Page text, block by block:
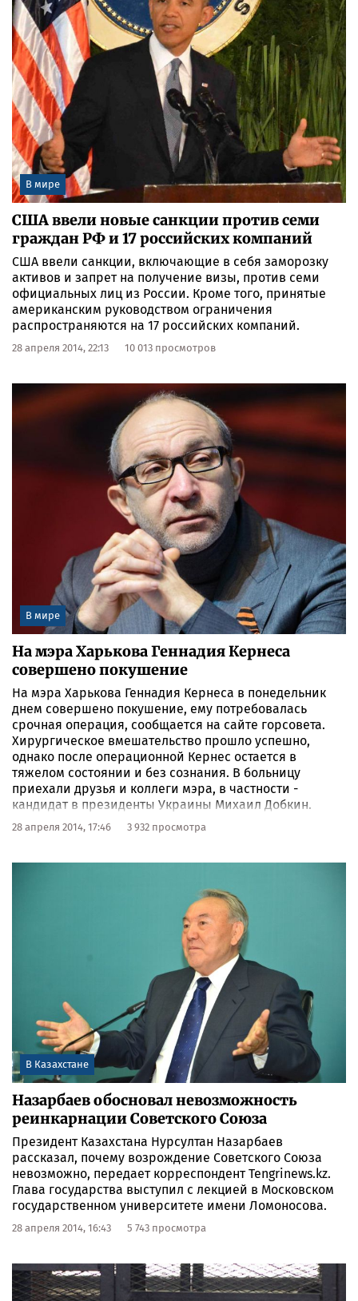
В мире
США ввели новые санкции против семи
граждан РФ и 17 российских компаний
США ввели санкции, включающие в себя заморозку
активов и запрет на получение визы, против семи
официальных лиц из России. Кроме того, принятые
американским руководством ограничения
распространяются на 17 российских компаний.
28 апреля 2014, 22:13 10 013 просмотров
В мире
На мэра Харькова Геннадия Кернеса
совершено покушение
На мэра Харькова Геннадия Кернеса в понедельник
днем совершено покушение, ему потребовалась
срочная операция, сообщается на сайте горсовета.
Хирургическое вмешательство прошло успешно,
однако после операционной Кернес остается в
тяжелом состоянии и без сознания. В больницу
приехали друзья и коллеги мэра, в частности -
кандидат в президенты Украины Михаил Добкин.
28 апреля 2014, 17:46 3 932 просмотра
В Казахстане
Назарбаев обосновал невозможность
реинкарнации Советского Союза
Президент Казахстана Нурсултан Назарбаев
рассказал, почему возрождение Советского Союза
невозможно, передает корреспондент Tengrinews.kz.
Глава государства выступил с лекцией в Московском
государственном университете имени Ломоносова.
28 апреля 2014, 16:43 5 743 просмотра